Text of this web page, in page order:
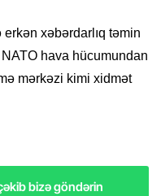
xəbərdarlıq təmin
hava hücumundan
mərkəzi kimi xidmət
bizə göndərin